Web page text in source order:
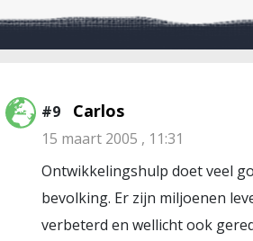
#9 Carlos
15 maart 2005 , 11:31
Ontwikkelingshulp doet veel
bevolking. Er zijn miljoenen
verbeterd en wellicht ook